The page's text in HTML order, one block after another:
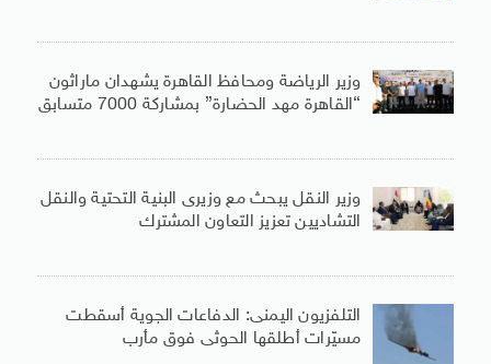
وزير الرياضة ومحافظ القاهرة يشهدان ماراثون
“القاهرة مهد الحضارة” بمشاركة 7000 متسابق
وزير النقل يبحث مع وزيرى البنية التحتية والنقل
التشاديين تعزيز التعاون المشترك
التلفزيون اليمنى: الدفاعات الجوية أسقطت
مسيّرات أطلقها الحوثى فوق مأرب